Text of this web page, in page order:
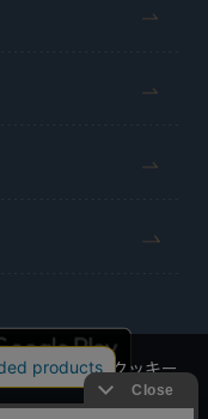
向上のためにクッキー